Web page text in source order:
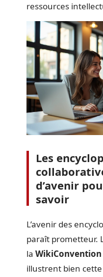
ressources
Les
d’avenir
savoir
L’avenir des
paraît prometteur.
la
illustrent bien